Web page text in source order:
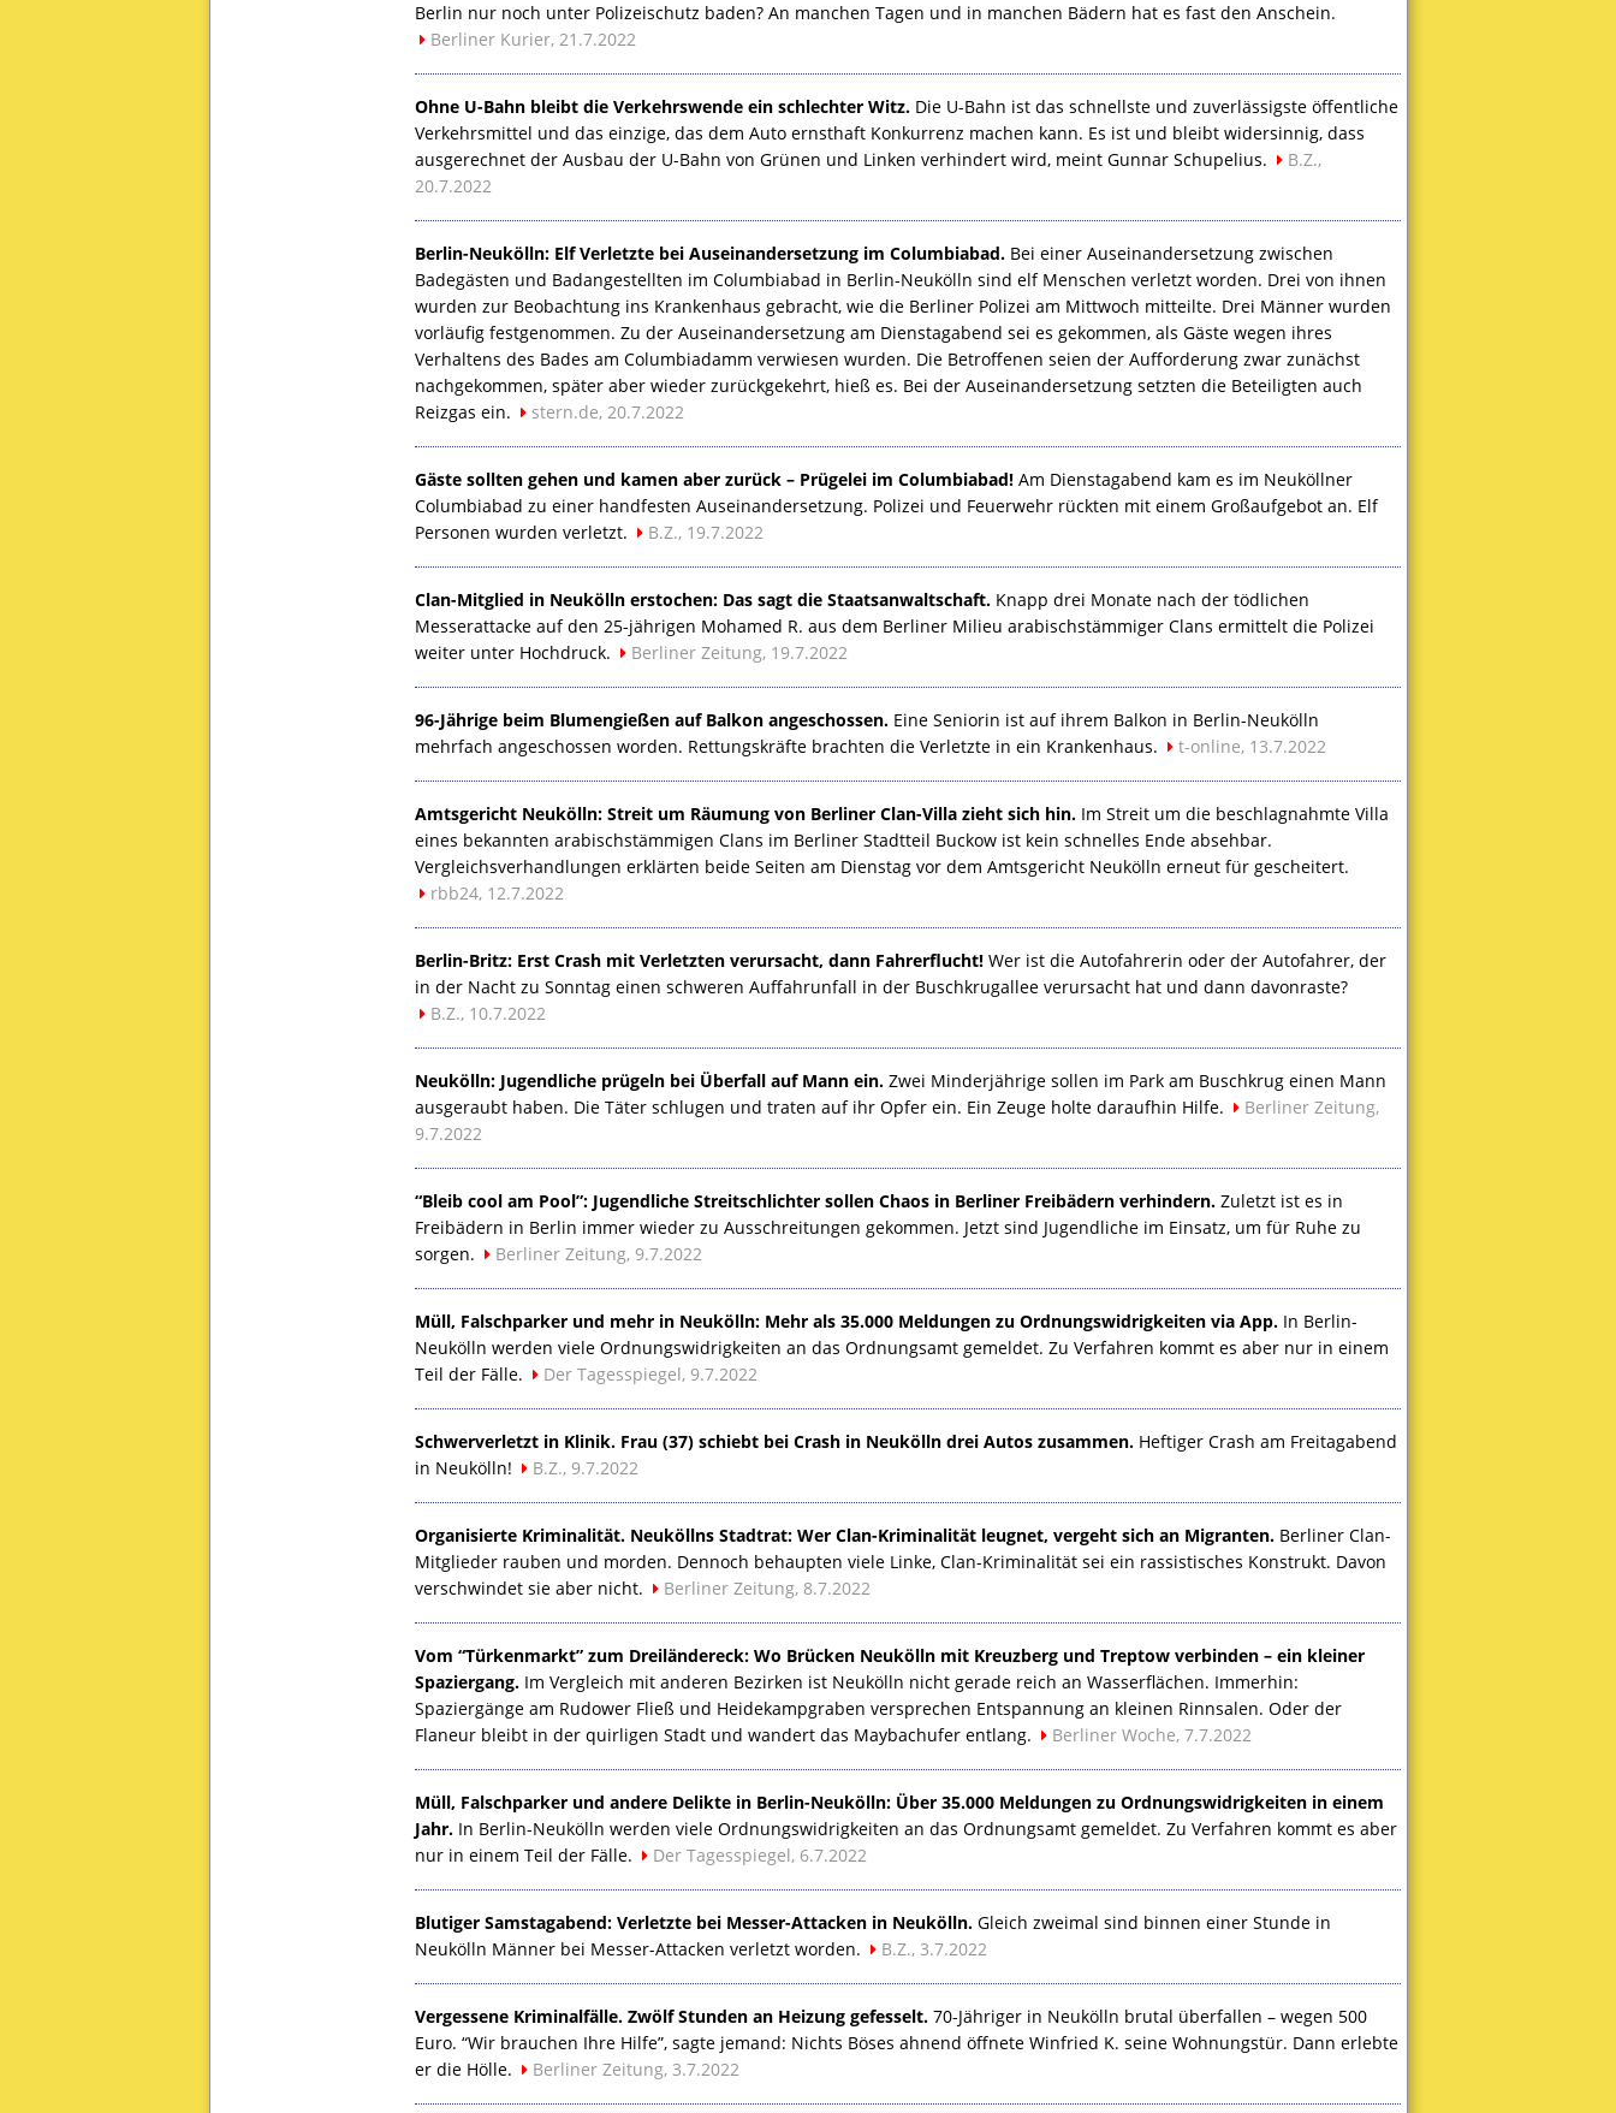
Berlin nur noch unter Polizeischutz baden? An manchen Tagen und in manchen Bädern hat es fast den Anschein.
Berliner Kurier, 21.7.2022
Ohne U-Bahn bleibt die Verkehrswende ein schlechter Witz.Die U-Bahn ist das schnellste und zuverlässigste öffentliche
Verkehrsmittel und das einzige, das dem Auto ernsthaft Konkurrenz machen kann. Es ist und bleibt widersinnig, dass
ausgerechnet der Ausbau der U-Bahn von Grünen und Linken verhindert wird, meint Gunnar Schupelius.
B.Z.,
20.7.2022
Berlin-Neukölln: Elf Verletzte bei Auseinandersetzung im Columbiabad.Bei einer Auseinandersetzung zwischen
Badegästen und Badangestellten im Columbiabad in Berlin-Neukölln sind elf Menschen verletzt worden. Drei von ihnen
wurden zur Beobachtung ins Krankenhaus gebracht, wie die Berliner Polizei am Mittwoch mitteilte. Drei Männer wurden
vorläufig festgenommen. Zu der Auseinandersetzung am Dienstagabend sei es gekommen, als Gäste wegen ihres
Verhaltens des Bades am Columbiadamm verwiesen wurden. Die Betroffenen seien der Aufforderung zwar zunächst
nachgekommen, später aber wieder zurückgekehrt, hieß es. Bei der Auseinandersetzung setzten die Beteiligten auch
Reizgas ein.
stern.de, 20.7.2022
Gäste sollten gehen und kamen aber zurück – Prügelei im Columbiabad!Am Dienstagabend kam es im Neuköllner
Columbiabad zu einer handfesten Auseinandersetzung. Polizei und Feuerwehr rückten mit einem Großaufgebot an. Elf
Personen wurden verletzt.
B.Z., 19.7.2022
Clan-Mitglied in Neukölln erstochen: Das sagt die Staatsanwaltschaft.Knapp drei Monate nach der tödlichen
Messerattacke auf den 25-jährigen Mohamed R. aus dem Berliner Milieu arabischstämmiger Clans ermittelt die Polizei
weiter unter Hochdruck.
Berliner Zeitung, 19.7.2022
96-Jährige beim Blumengießen auf Balkon angeschossen.Eine Seniorin ist auf ihrem Balkon in Berlin-Neukölln
mehrfach angeschossen worden. Rettungskräfte brachten die Verletzte in ein Krankenhaus.
t-online, 13.7.2022
Amtsgericht Neukölln: Streit um Räumung von Berliner Clan-Villa zieht sich hin.Im Streit um die beschlagnahmte Villa
eines bekannten arabischstämmigen Clans im Berliner Stadtteil Buckow ist kein schnelles Ende absehbar.
Vergleichsverhandlungen erklärten beide Seiten am Dienstag vor dem Amtsgericht Neukölln erneut für gescheitert.
rbb24, 12.7.2022
Berlin-Britz: Erst Crash mit Verletzten verursacht, dann Fahrerflucht!Wer ist die Autofahrerin oder der Autofahrer, der
in der Nacht zu Sonntag einen schweren Auffahrunfall in der Buschkrugallee verursacht hat und dann davonraste?
B.Z., 10.7.2022
Neukölln: Jugendliche prügeln bei Überfall auf Mann ein.Zwei Minderjährige sollen im Park am Buschkrug einen Mann
ausgeraubt haben. Die Täter schlugen und traten auf ihr Opfer ein. Ein Zeuge holte daraufhin Hilfe.
Berliner Zeitung,
9.7.2022
“Bleib cool am Pool”: Jugendliche Streitschlichter sollen Chaos in Berliner Freibädern verhindern.Zuletzt ist es in
Freibädern in Berlin immer wieder zu Ausschreitungen gekommen. Jetzt sind Jugendliche im Einsatz, um für Ruhe zu
sorgen.
Berliner Zeitung, 9.7.2022
Müll, Falschparker und mehr in Neukölln: Mehr als 35.000 Meldungen zu Ordnungswidrigkeiten via App.In Berlin-
Neukölln werden viele Ordnungswidrigkeiten an das Ordnungsamt gemeldet. Zu Verfahren kommt es aber nur in einem
Teil der Fälle.
Der Tagesspiegel, 9.7.2022
Schwerverletzt in Klinik. Frau (37) schiebt bei Crash in Neukölln drei Autos zusammen.Heftiger Crash am Freitagabend
in Neukölln!
B.Z., 9.7.2022
Organisierte Kriminalität. Neuköllns Stadtrat: Wer Clan-Kriminalität leugnet, vergeht sich an Migranten.Berliner Clan-
Mitglieder rauben und morden. Dennoch behaupten viele Linke, Clan-Kriminalität sei ein rassistisches Konstrukt. Davon
verschwindet sie aber nicht.
Berliner Zeitung, 8.7.2022
Vom “Türkenmarkt” zum Dreiländereck: Wo Brücken Neukölln mit Kreuzberg und Treptow verbinden – ein kleiner
Spaziergang.Im Vergleich mit anderen Bezirken ist Neukölln nicht gerade reich an Wasserflächen. Immerhin:
Spaziergänge am Rudower Fließ und Heidekampgraben versprechen Entspannung an kleinen Rinnsalen. Oder der
Flaneur bleibt in der quirligen Stadt und wandert das Maybachufer entlang.
Berliner Woche, 7.7.2022
Müll, Falschparker und andere Delikte in Berlin-Neukölln: Über 35.000 Meldungen zu Ordnungswidrigkeiten in einem
Jahr.In Berlin-Neukölln werden viele Ordnungswidrigkeiten an das Ordnungsamt gemeldet. Zu Verfahren kommt es aber
nur in einem Teil der Fälle.
Der Tagesspiegel, 6.7.2022
Blutiger Samstagabend: Verletzte bei Messer-Attacken in Neukölln.Gleich zweimal sind binnen einer Stunde in
Neukölln Männer bei Messer-Attacken verletzt worden.
B.Z., 3.7.2022
Vergessene Kriminalfälle. Zwölf Stunden an Heizung gefesselt.70-Jähriger in Neukölln brutal überfallen – wegen 500
Euro. “Wir brauchen Ihre Hilfe”, sagte jemand: Nichts Böses ahnend öffnete Winfried K. seine Wohnungstür. Dann erlebte
er die Hölle.
Berliner Zeitung, 3.7.2022